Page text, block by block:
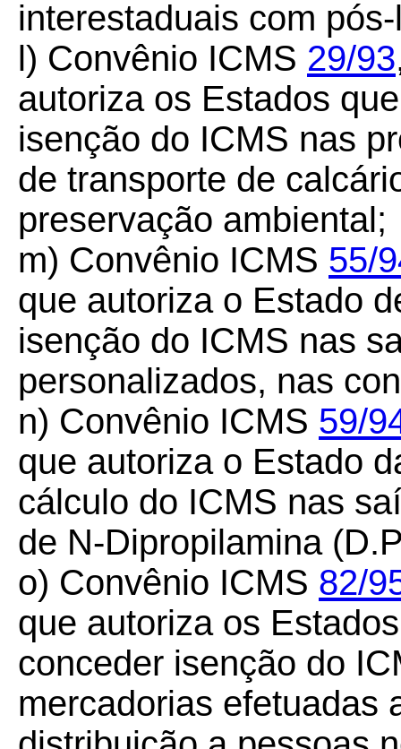
interestaduais com
l) Convênio ICMS 29/93
autoriza os Estados
isenção do ICMS nas
de transporte de
preservação ambiental;
m) Convênio ICMS 55/
que autoriza o Estado
isenção do ICMS nas
personalizados, nas
n) Convênio ICMS 59/
que autoriza o Estado
cálculo do ICMS nas
de N-Dipropilamina
o) Convênio ICMS 82/
que autoriza os
conceder isenção do
mercadorias efetuadas